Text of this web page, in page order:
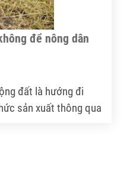
để nông dân
đất là hướng đi
sản xuất thông qua